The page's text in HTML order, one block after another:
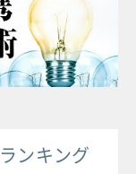
ンキング